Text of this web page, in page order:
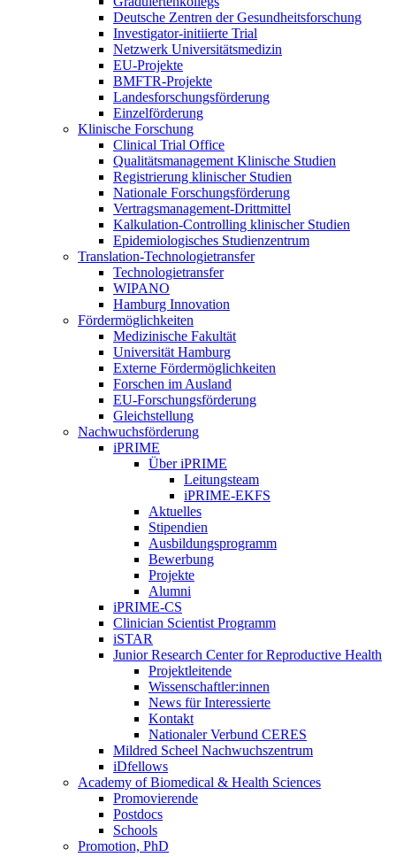
Deutsche Zentren der Gesundheitsforschung
Investigator-initiierte Trial
Netzwerk Universitätsmedizin
EU-Projekte
BMFTR-Projekte
Landesforschungsförderung
Einzelförderung
Klinische Forschung
Clinical Trial Office
Qualitätsmanagement Klinische Studien
Registrierung klinischer Studien
Nationale Forschungsförderung
Vertragsmanagement-Drittmittel
Kalkulation-Controlling klinischer Studien
Epidemiologisches Studienzentrum
Translation-Technologietransfer
Technologietransfer
WIPANO
Hamburg Innovation
Fördermöglichkeiten
Medizinische Fakultät
Universität Hamburg
Externe Fördermöglichkeiten
Forschen im Ausland
EU-Forschungsförderung
Gleichstellung
Nachwuchsförderung
iPRIME
Über iPRIME
Leitungsteam
iPRIME-EKFS
Aktuelles
Stipendien
Ausbildungsprogramm
Bewerbung
Projekte
Alumni
iPRIME-CS
Clinician Scientist Programm
iSTAR
Junior Research Center for Reproductive Health
Projektleitende
Wissenschaftler:innen
News für Interessierte
Kontakt
Nationaler Verbund CERES
Mildred Scheel Nachwuchszentrum
iDfellows
Academy of Biomedical & Health Sciences
Promovierende
Postdocs
Schools
Promotion, PhD